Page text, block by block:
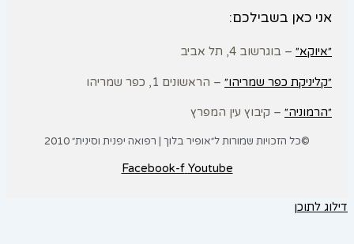
אני כאן בשבילכם:
״איוקא״– בוגרשוב 4, תל אביב
״קליניקת כפר שמריהו״– הראשונים 1, כפר שמריהו
״הרמוניה״– קיבוץ עין המפרץ
©כל הזכויות שמורות ל״אופיר בלוך | רפואה יפנית וסינית״ 2010
Facebook-f Youtube
דילוג לתוכן